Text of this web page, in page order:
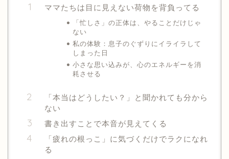
ママたちは目に見えない荷物を背負ってる
「忙しさ」の正体は、やることだけじゃ
ない
私の体験：息子のぐずりにイライラして
しまった日
小さな思い込みが、心のエネルギーを消
耗させる
「本当はどうしたい？」と聞かれても分から
ない
書き出すことで本音が見えてくる
「疲れの根っこ」に気づくだけでラクになれ
る